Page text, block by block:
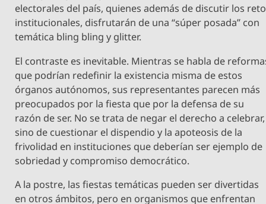
electorales del país, quienes además de discutir los
institucionales, disfrutarán de una “súper posada” con
temática bling bling y glitter.
El contraste es inevitable. Mientras se habla de
que podrían redefinir la existencia misma de estos
órganos autónomos, sus representantes parecen más
preocupados por la fiesta que por la defensa de su
razón de ser. No se trata de negar el derecho a celebrar,
sino de cuestionar el dispendio y la apoteosis de la
frivolidad en instituciones que deberían ser ejemplo de
sobriedad y compromiso democrático.
A la postre, las fiestas temáticas pueden ser divertidas
en otros ámbitos, pero en organismos que enfrentan